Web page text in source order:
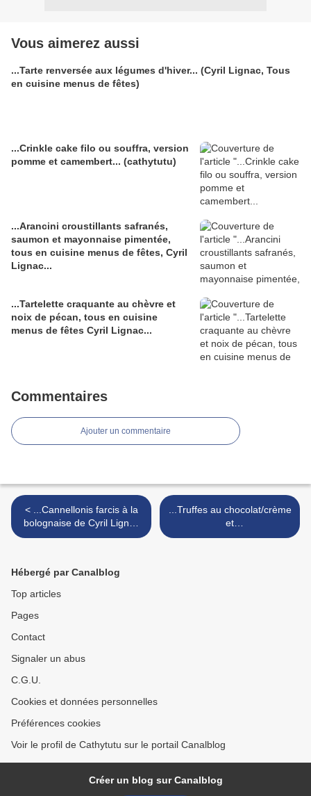
Vous aimerez aussi
...Tarte renversée aux légumes d'hiver... (Cyril Lignac, Tous
en cuisine menus de fêtes)
...Crinkle cake filo ou souffra, version
pomme et camembert... (cathytutu)
...Arancini croustillants safranés,
saumon et mayonnaise pimentée,
tous en cuisine menus de fêtes, Cyril
Lignac...
...Tartelette craquante au chèvre et
noix de pécan, tous en cuisine
menus de fêtes Cyril Lignac...
Commentaires
Ajouter un commentaire
< ...Cannellonis farcis à la
bolognaise de Cyril Lignac
dans Tous en cuisine...
...Truffes au chocolat/crème
et
chocolat/marron/orange...
Hébergé par Canalblog
Top articles
Pages
Contact
Signaler un abus
C.G.U.
Cookies et données personnelles
Préférences cookies
Voir le profil de Cathytutu sur le portail Canalblog
Créer un blog sur Canalblog